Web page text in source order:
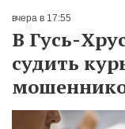
вчера в 17:55
В Гусь-
судить